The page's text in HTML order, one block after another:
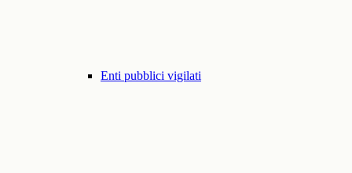
Enti pubblici vigilati